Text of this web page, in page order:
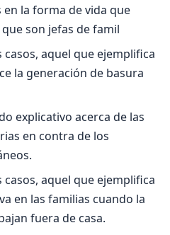
la forma de vida que
son jefas de famil
aquel que ejemplifica
la generación de basura
explicativo acerca de las
en contra de los
aquel que ejemplifica
en las familias cuando la
fuera de casa.